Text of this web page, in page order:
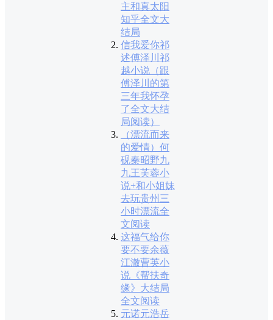
主和真太阳
知乎全文大
结局
信我爱你祁
述傅泽川祁
越小说（跟
傅泽川的第
三年我怀孕
了全文大结
局阅读）
（漂流而来
的爱情）何
砚秦昭野九
九王芙蓉小
说+和小姐妹
去玩贵州三
小时漂流全
文阅读
这福气给你
要不要余薇
江澈曹英小
说《帮扶奇
缘》大结局
全文阅读
元诺元浩岳